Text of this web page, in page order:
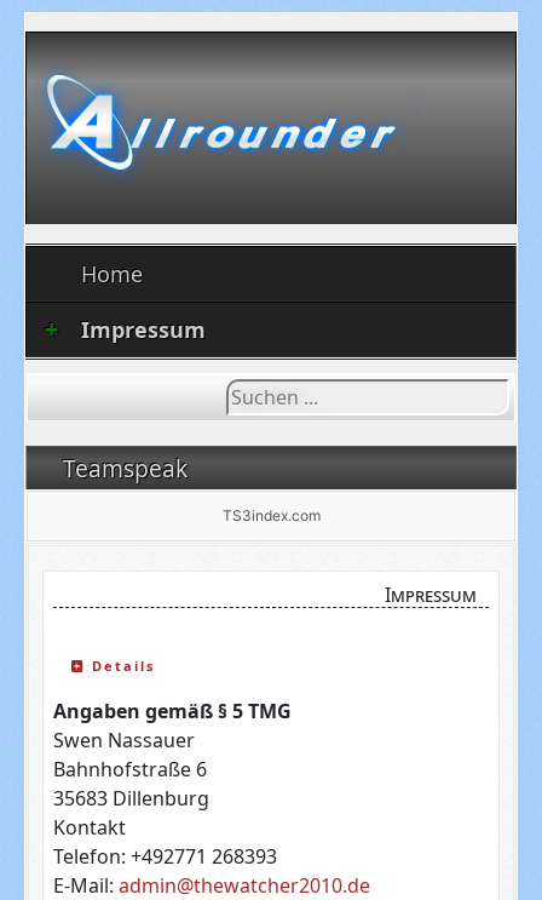
Home
Impressum
Suchen
...
Teamspeak
TS3index.com
Impressum
Details
Angaben gemäß § 5 TMG
Swen Nassauer
Bahnhofstraße 6
35683 Dillenburg
Kontakt
Telefon: +492771 268393
E-Mail: admin@thewatcher2010.de